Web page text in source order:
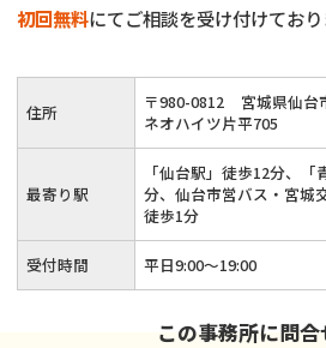
初回無料にてご相談を受け付けてお
にご相談ください。30年近く弁護士
ウを活かし、皆様に親身に寄り添っ
たします。
住所 〒980-0812
宮城県仙台
ネオハイツ片平705
最寄り駅
「仙台駅」徒歩12分、
分、仙台市営バス・宮城
徒歩1分
受付時間 平日9:00〜19:00
この事務所に問合